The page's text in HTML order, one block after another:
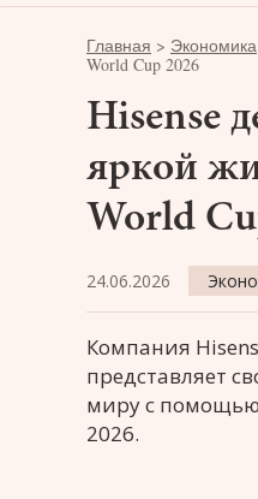
Главная > Экономика
World Cup 2026
Hisense
яркой
World
24.06.2026
Компания
представляет
миру с помощью
2026.